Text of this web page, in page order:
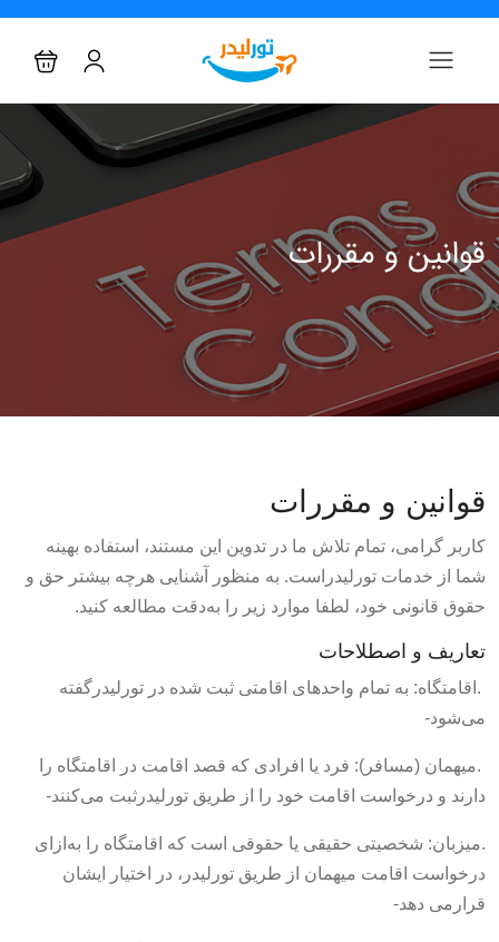
قوانین و مقررات
قوانین و مقررات
کاربر گرامی، تمام تلاش ما در تدوین این مستند، استفاده بهینه
شما از خدمات تورلیدراست. به منظور آشنایی هرچه بیشتر حق و
حقوق قانونی خود، لطفا موارد زیر را به‌دقت مطالعه کنید.
تعاریف و اصطلاحات
.اقامتگاه: به تمام واحدهای اقامتی ثبت شده در تورلیدرگفته
می‌شود-
.میهمان (مسافر): فرد یا افرادی که قصد اقامت در اقامتگاه را
دارند و درخواست اقامت خود را از طریق تورلیدرثبت می‌کنند-
.میزبان: شخصیتی حقیقی یا حقوقی است که اقامتگاه را به‌ازای
درخواست اقامت میهمان از طریق تورلیدر، در اختیار ایشان
قرارمی دهد-